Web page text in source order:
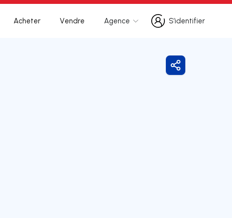
Acheter Vendre Agence
S’identifier
S’identifier
Partager